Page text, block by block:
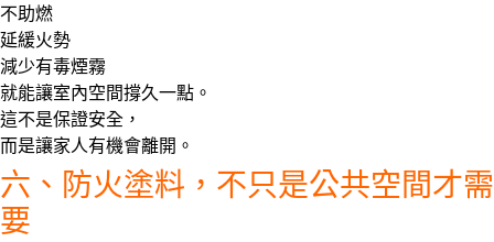
不助燃
延緩火勢
減少有毒煙霧
就能讓室內空間撐久一點 。
這不是保證安全，
而是讓家人有機會離開。
六、防火塗料，不只是公共空間才需
要